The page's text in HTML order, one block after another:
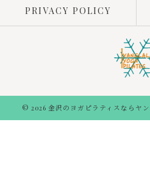
PRIVACY POLICY
© 2026 金沢のヨガピラティスならヤ